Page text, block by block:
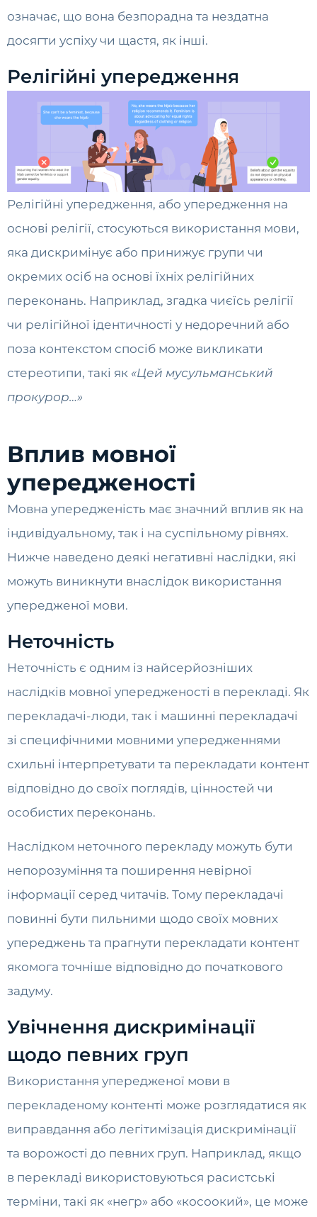
означає, що вона безпорадна та нездатна
досягти успіху чи щастя, як інші.
Релігійні упередження
Релігійні упередження, або упередження на
основі релігії, стосуються використання мови,
яка дискримінує або принижує групи чи
окремих осіб на основі їхніх релігійних
переконань. Наприклад, згадка чиєїсь релігії
чи релігійної ідентичності у недоречний або
поза контекстом спосіб може викликати
стереотипи, такі як «Цей мусульманський
прокурор…»
Вплив мовної
упередженості
Мовна упередженість має значний вплив як на
індивідуальному, так і на суспільному рівнях.
Нижче наведено деякі негативні наслідки, які
можуть виникнути внаслідок використання
упередженої мови.
Неточність
Неточність є одним із найсерйозніших
наслідків мовної упередженості в перекладі. Як
перекладачі-люди, так і машинні перекладачі
зі специфічними мовними упередженнями
схильні інтерпретувати та перекладати контент
відповідно до своїх поглядів, цінностей чи
особистих переконань.
Наслідком неточного перекладу можуть бути
непорозуміння та поширення невірної
інформації серед читачів. Тому перекладачі
повинні бути пильними щодо своїх мовних
упереджень та прагнути перекладати контент
якомога точніше відповідно до початкового
задуму.
Увічнення дискримінації
щодо певних груп
Використання упередженої мови в
перекладеному контенті може розглядатися як
виправдання або легітимізація дискримінації
та ворожості до певних груп. Наприклад, якщо
в перекладі використовуються расистські
терміни, такі як «негр» або «косоокий», це може